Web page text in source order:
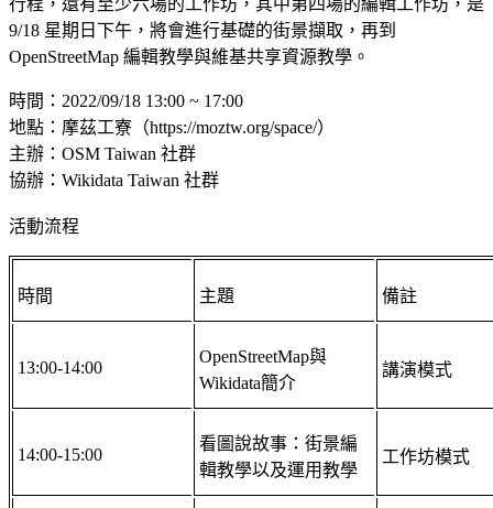
9/18 星期日下午，將會進行基礎的街景擷取，再到
OpenStreetMap 編輯教學與維基共享資源教學。
時間：2022/09/18 13:00 ~ 17:00
地點：摩茲工寮（https://moztw.org/space/）
主辦：OSM Taiwan 社群
協辦：Wikidata Taiwan 社群
活動流程
時間 主題 備註
13:00-14:00
OpenStreetMap與
Wikidata簡介
講演模式
14:00-15:00
看圖說故事：街景編
輯教學以及運用教學
工作坊模式